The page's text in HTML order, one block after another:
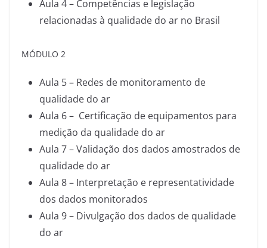
Aula 4 – Competências e legislação
relacionadas à qualidade do ar no Brasil
MÓDULO 2
Aula 5 – Redes de monitoramento de
qualidade do ar
Aula 6 – Certificação de equipamentos para
medição da qualidade do ar
Aula 7 – Validação dos dados amostrados de
qualidade do ar
Aula 8 – Interpretação e representatividade
dos dados monitorados
Aula 9 – Divulgação dos dados de qualidade
do ar